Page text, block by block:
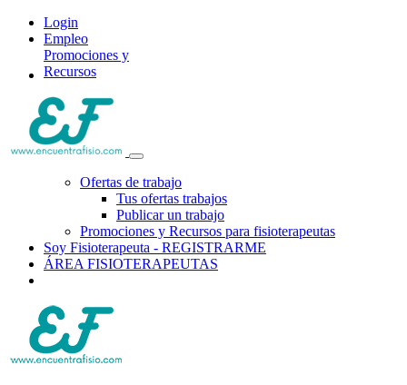
Login
Empleo
Promociones y
Recursos
Ofertas de trabajo
Tus ofertas trabajos
Publicar un trabajo
Promociones y Recursos para fisioterapeutas
Soy Fisioterapeuta - REGISTRARME
ÁREA FISIOTERAPEUTAS